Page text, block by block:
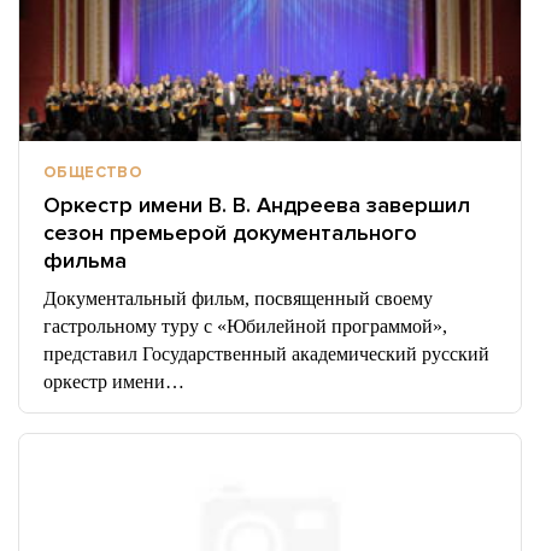
ОБЩЕСТВО
Оркестр имени В. В. Андреева завершил
сезон премьерой документального
фильма
Документальный фильм, посвященный своему
гастрольному туру с «Юбилейной программой»,
представил Государственный академический русский
оркестр имени…